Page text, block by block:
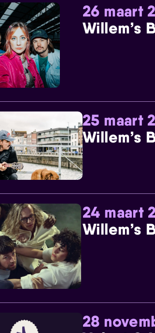
26 maart
Willem’s
25 maart
Willem’s
24 maart
Willem’s
28